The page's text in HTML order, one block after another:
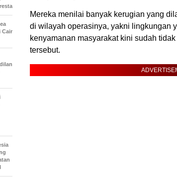
Mereka menilai banyak kerugian yang
di wilayah operasinya, yakni lingkungan
kenyamanan masyarakat kini sudah
tersebut.
Cair